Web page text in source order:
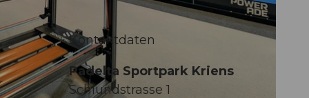
Kontaktdaten
Padelta Sportpark Kriens
Schlundstrasse 1